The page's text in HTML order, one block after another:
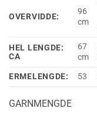
OVERVIDDE:
96
cm
HEL LENGDE:
CA
67
cm
ERMELENGDE:
53
GARNMENGDE